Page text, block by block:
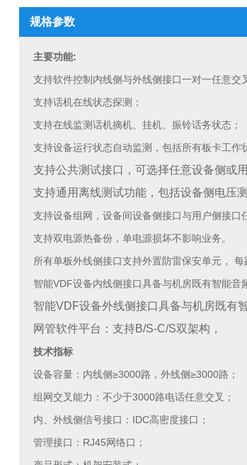
规格参数
主要功能:
支持软件控制内线侧与外线侧接口一对一任意交
支持话机在线状态探测；
支持在线监测话机摘机、挂机、振铃话务状态；
支持设备运行状态自动监测，包括所有板卡工作
支持公共测试接口，可选择任意设备侧或
支持通用离线测试功能，包括设备侧电压
支持设备组网，设备间设备侧接口与用户侧接口
支持双电源热备份，单电源损坏不影响业务。
所有单板外线侧接口支持外置防雷保安单元，
智能VDF设备内线侧接口具备与机房既有智能音
智能VDF设备外线侧接口具备与机房既有
网管软件平台：支持B/S-C/S双架构，
技术指标
设备容量：内线侧≥3000路，外线侧≥3000路；
组网交叉能力：不少于3000路电话任意交叉；
内、外线侧信号接口：IDC高密度接口；
管理接口： RJ45网络口；